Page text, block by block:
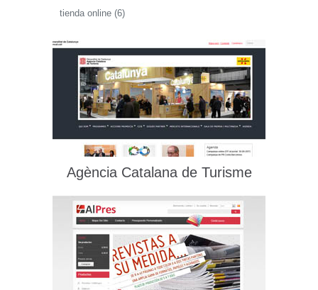
tienda online (6)
Agència Catalana de Turisme